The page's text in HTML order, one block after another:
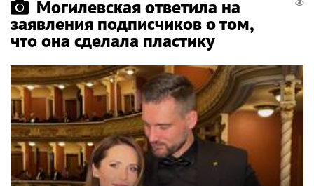
Могилевская ответила на
заявления подписчиков о том,
что она сделала пластику